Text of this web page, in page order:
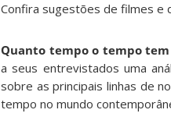
Confira sugestões de filmes e
Quanto tempo o tempo tem
a seus entrevistados uma
sobre as principais linhas de
tempo no mundo